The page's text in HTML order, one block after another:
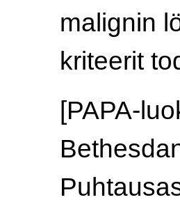
malignin
kriteerit
[PAPA-